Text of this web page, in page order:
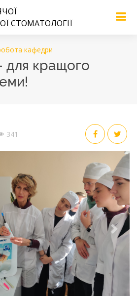
СТОМАТОЛОГІЇ
кафедри
для кращого
341
Next